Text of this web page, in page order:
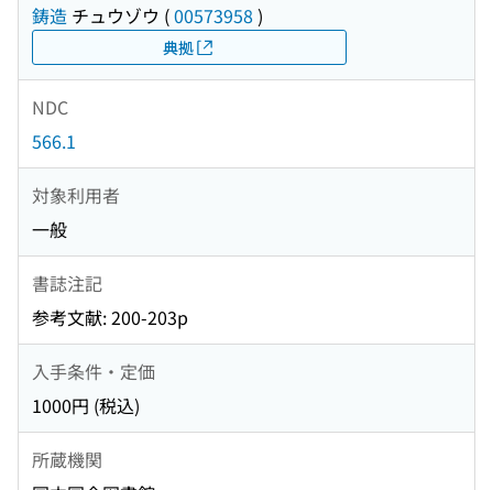
鋳造 チュウゾウ (00573958 )
典拠
NDC
566.1
対象利用者
一般
書誌注記
参考文献: 200-203p
入手条件・定価
1000円 (税込)
所蔵機関